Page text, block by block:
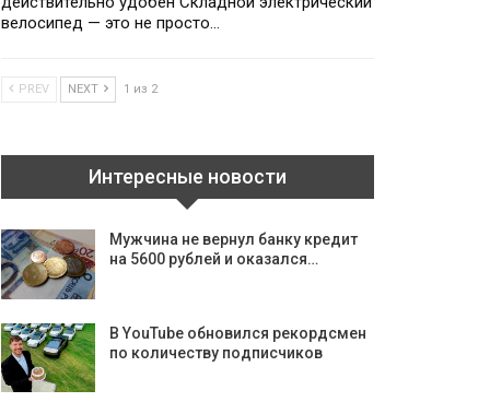
велосипед — это не просто…
PREV NEXT 1 из 2
Интересные новости
Мужчина не вернул банку кредит
на 5600 рублей и оказался…
В YouTube обновился рекордсмен
по количеству подписчиков